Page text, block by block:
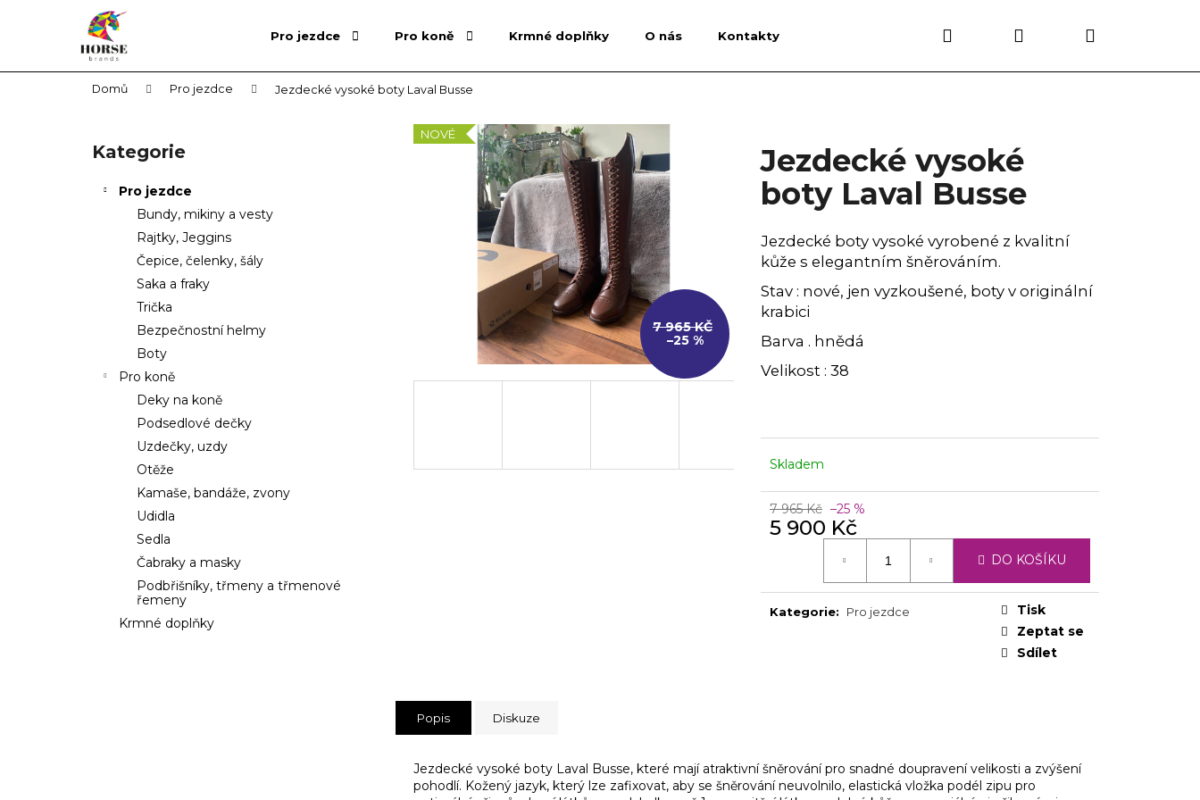
Pro jezdce Pro koně Krmné doplňky O nás Kontakty Hledat PřihlášeníNákupní
Domů Pro jezdce Jezdecké vysoké boty Laval Busse
Přeskočit
kategorie
Kategorie
Pro jezdce
Bundy, mikiny a vesty
Rajtky, Jeggins
Čepice, čelenky, šály
Saka a fraky
Trička
Bezpečnostní helmy
Boty
Pro koně
Deky na koně
Podsedlové dečky
Uzdečky, uzdy
Otěže
Kamaše, bandáže, zvony
Udidla
Sedla
Čabraky a masky
Podbřišníky, třmeny a třmenové
řemeny
Krmné doplňky
Jezdecké vysoké
boty Laval Busse
Jezdecké boty vysoké vyrobené z kvalitní
kůže s elegantním šněrováním.
Stav : nové, jen vyzkoušené, boty v originální
krabici
Barva . hnědá
Velikost : 38
Skladem
7 965 Kč –25 %
5 900 Kč
DO KOŠÍKU
Kategorie: Pro jezdce
Tisk
Zeptat se
Sdílet
NOVÉ
7 965 KČ
–25 %
Popis Diskuze
Jezdecké vysoké boty Laval Busse, které mají atraktivní šněrování pro snadné doupravení velikosti a zvýšení
pohodlí. Kožený jazyk, který lze zafixovat, aby se šněrování neuvolnilo, elastická vložka podél zipu pro
í
Zpět
do
Zpět
do
Co potřebujete najít?
HLEDAT
Doporučujeme